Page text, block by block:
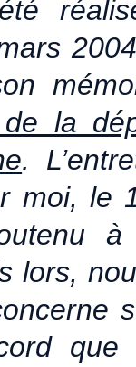
la
.
moi, le
à
lors,